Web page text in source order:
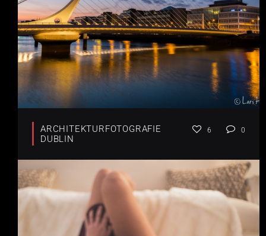
ARCHITEKTURFOTOGRAFIE
DUBLIN
6 0